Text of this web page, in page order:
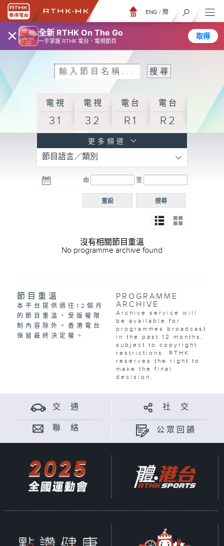
× 全新 RTHK On The Go
一手掌握 RTHK 電台、電視節目
取得
ENG / 簡
電視
31
電視
32
電台
R1
電台
R2
R3
電台 電台
R5
電台
普通
更多頻道
節目語言／類別
由 至
搜尋
重設
沒有相關節目重溫
No programme archive found
節目重溫
本平台提供過往12個月
的節目重溫，受版權限
制內容除外。香港電台
保留最終決定權。
PROGRAMME
ARCHIVE
Archive service will
be available for
programmes broadcast
in the past 12 months,
subject to copyright
restrictions. RTHK
reserves the right to
make the final
decision.
交 通 社 交
聯 絡 公眾回饋